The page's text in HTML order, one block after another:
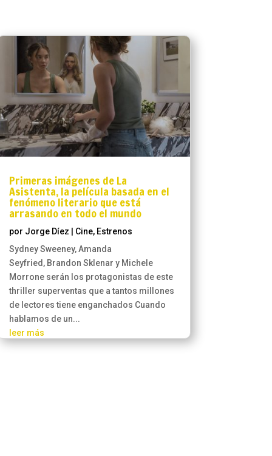
Primeras imágenes de La
Asistenta, la película basada en el
fenómeno literario que está
arrasando en todo el mundo
por Jorge Díez Cine, Estrenos
Sydney Sweeney, Amanda
Seyfried, Brandon Sklenar y Michele
Morrone serán los protagonistas de este
thriller superventas que a tantos millones
de lectores tiene enganchados Cuando
hablamos de un...
leer más